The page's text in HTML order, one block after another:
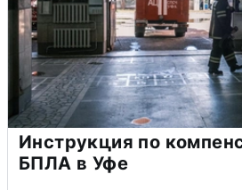
Инструкция по
БПЛА в Уфе